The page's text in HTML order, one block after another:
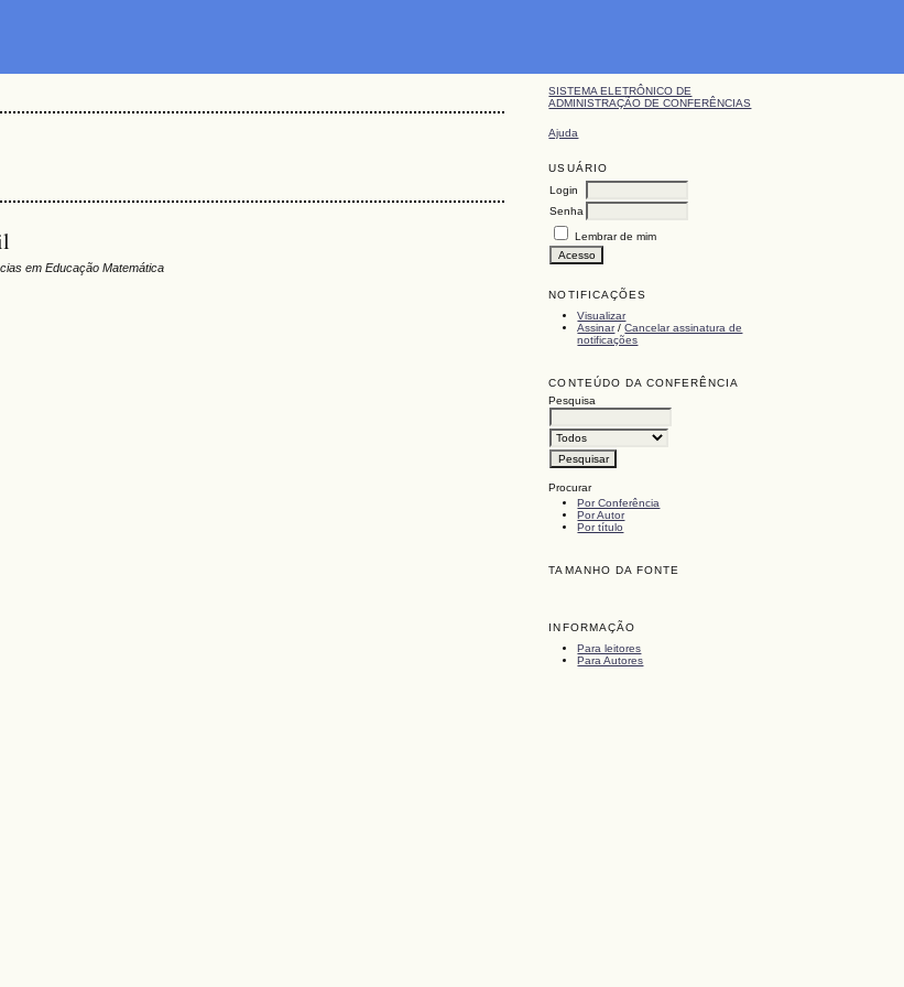
SISTEMA ELETRÔNICO DE
ADMINISTRAÇÃO DE CONFERÊNCIAS
Ajuda
USUÁRIO
Login
Senha
Lembrar de mim
NOTIFICAÇÕES
Visualizar
Assinar/Cancelar assinatura de
notificações
CONTEÚDO DA CONFERÊNCIA
Pesquisa
Procurar
Por Conferência
Por Autor
Por título
TAMANHO DA FONTE
INFORMAÇÃO
Para leitores
Para Autores
em Educação Matemática